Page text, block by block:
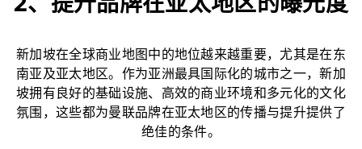
新加坡在全球商业地图中的地位越来越重要，尤其是在东
南亚及亚太地区。作为亚洲最具国际化的城市之一，新加
坡拥有良好的基础设施、高效的商业环境和多元化的文化
氛围，这些都为曼联品牌在亚太地区的传播与提升提供了
绝佳的条件。